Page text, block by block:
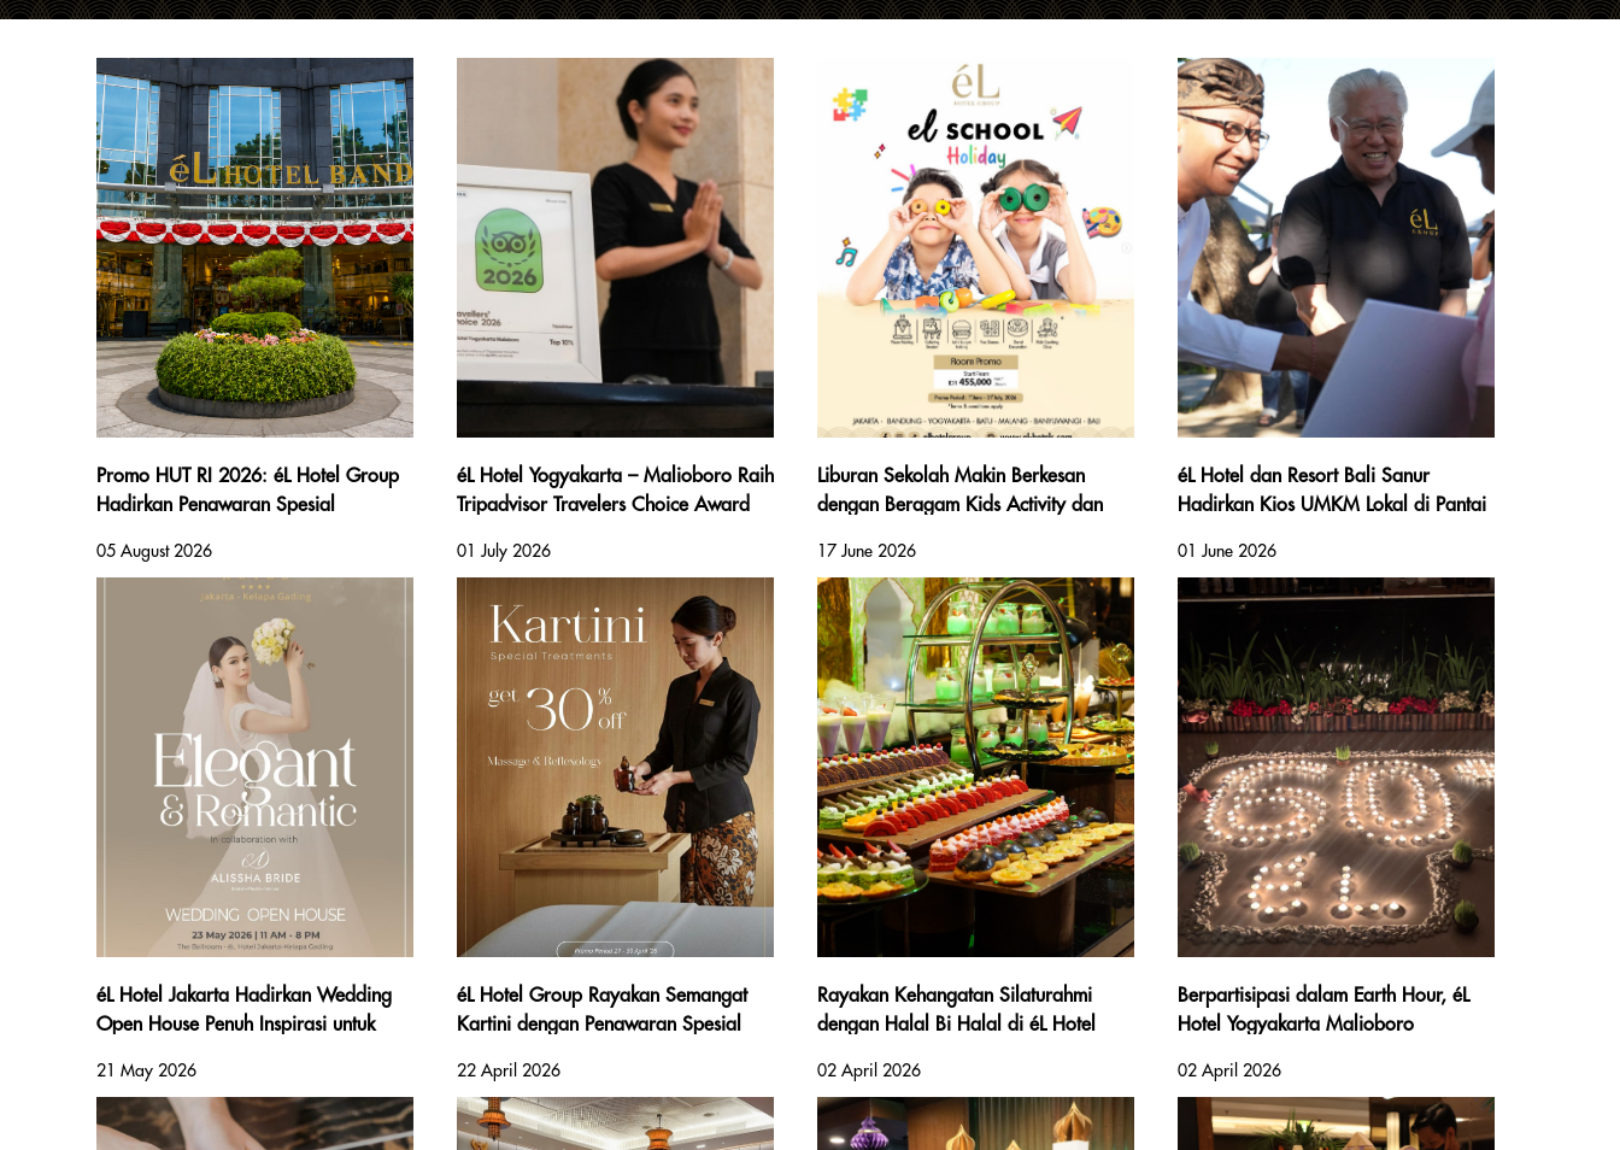
Promo HUT RI 2026: éL Hotel Group
Hadirkan Penawaran Spesial
05 August 2026
éL Hotel Yogyakarta – Malioboro Raih
Tripadvisor Travelers Choice Award
Terbaik Dunia Dua Tahun Berturut-Turut
01 July 2026
Liburan Sekolah Makin Berkesan
dengan Beragam Kids Activity dan
Hotel Group
17 June 2026
éL Hotel dan Resort Bali Sanur
Hadirkan Kios UMKM Lokal di Pantai
Tanggung Jawab Sosial
01 June 2026
éL Hotel Jakarta Hadirkan Wedding
Open House Penuh Inspirasi untuk
21 May 2026
éL Hotel Group Rayakan Semangat
Kartini dengan Penawaran Spesial
22 April 2026
Rayakan Kehangatan Silaturahmi
dengan Halal Bi Halal di éL Hotel
02 April 2026
Berpartisipasi dalam Earth Hour, éL
Hotel Yogyakarta Malioboro
Tamu
02 April 2026